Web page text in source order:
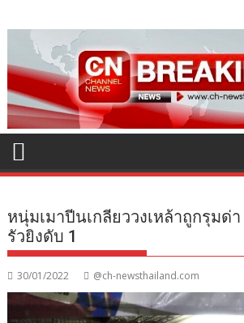
to
content
หนุ่มเมาปีนเกลียววงเหล้าถูกรุมด่
รัวยิงดับ 1
30/01/2022 @ch-newsthailand.com